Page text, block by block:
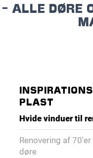
- ALLE DØRE
PLAST
Hvide vinduer til
Renovering af
døre